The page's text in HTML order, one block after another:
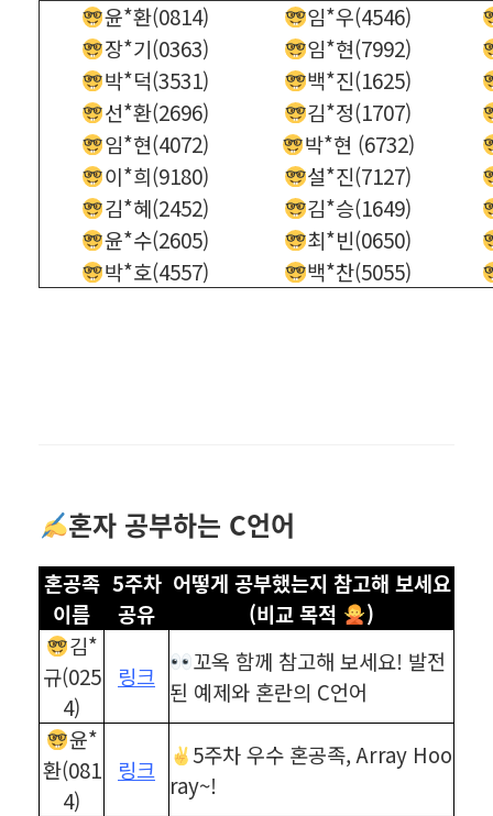
윤*환(0814)
임*우(4546)
장*기(0363)
임*현(7992)
박*덕(3531)
백*진(1625)
선*환(2696)
김*정(1707)
임*현(4072)
박*현 (6732)
이*희(9180)
설*진(7127)
김*혜(2452)
김*승(1649)
윤*수(2605)
최*빈(0650)
박*호(4557)
백*찬(5055)
혼자 공부하는 C언어
혼공족
이름
5주차
공유
어떻게 공부했는지 참고해 보세요
(비교 목적
)
김*
규(025
4)
링크
꼬옥 함께 참고해 보세요! 발전
된 예제와 혼란의 C언어
윤*
환(081
4)
링크
5주차 우수 혼공족, Array Hoo
ray~!